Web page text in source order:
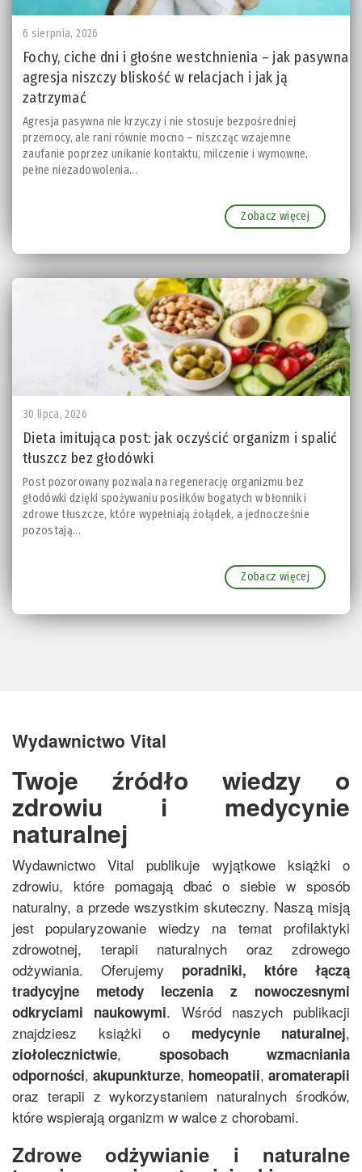
6 sierpnia, 2026
Fochy, ciche dni i głośne westchnienia – jak pasywna
agresja niszczy bliskość w relacjach i jak ją
zatrzymać
Agresja pasywna nie krzyczy i nie stosuje bezpośredniej
przemocy, ale rani równie mocno – niszcząc wzajemne
zaufanie poprzez unikanie kontaktu, milczenie i wymowne,
pełne niezadowolenia...
Zobacz więcej
30 lipca, 2026
Dieta imitująca post: jak oczyścić organizm i spalić
tłuszcz bez głodówki
Post pozorowany pozwala na regenerację organizmu bez
głodówki dzięki spożywaniu posiłków bogatych w błonnik i
zdrowe tłuszcze, które wypełniają żołądek, a jednocześnie
pozostają...
Zobacz więcej
Wydawnictwo Vital
Twoje źródło wiedzy o
zdrowiu i medycynie
naturalnej
Wydawnictwo Vital publikuje wyjątkowe książki o
zdrowiu, które pomagają dbać o siebie w sposób
naturalny, a przede wszystkim skuteczny. Naszą misją
jest popularyzowanie wiedzy na temat profilaktyki
zdrowotnej, terapii naturalnych oraz zdrowego
odżywiania. Oferujemy poradniki, które łączą
tradycyjne metody leczenia z nowoczesnymi
odkryciami naukowymi. Wśród naszych publikacji
znajdziesz książki o medycynie naturalnej,
ziołolecznictwie, sposobach wzmacniania
odporności, akupunkturze, homeopatii, aromaterapii
oraz terapii z wykorzystaniem naturalnych środków,
które wspierają organizm w walce z chorobami.
Zdrowe odżywianie i naturalne